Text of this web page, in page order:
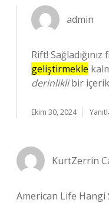
admin
Rift! Sağladığınız
geliştirmekle
derinliklibir içerik
Ekim 30, 2024
KurtZerrin
American Life Hangi